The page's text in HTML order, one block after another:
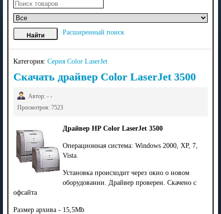
Расширенный поиск
Категория: Серия Color LaserJet
Скачать драйвер Color LaserJet 3500
Автор: - -
Просмотров: 7523
Драйвер HP Color LaserJet 3500
Операционная система: Windows 2000, XP, 7,
Vista.
Установка происходит через окно о новом
оборудовании. Драйвер проверен. Скачено с
офсайта
Размер архива - 15,5Mb